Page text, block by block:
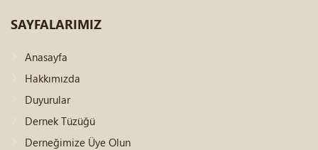
SAYFALARIMIZ
Anasayfa
Hakkımızda
Duyurular
Dernek Tüzüğü
Derneğimize Üye Olun